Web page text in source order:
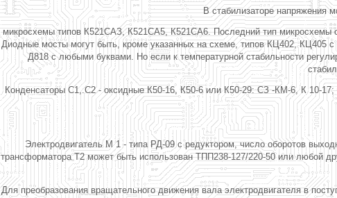
В стабилизаторе напряжения
микросхемы типов К521САЗ, К521СА5, К521СА6. Последний тип
Диодные мосты могут быть, кроме указанных на схеме, типов КЦ402, КЦ405
Д818 с любыми буквами. Но если к температурной стабильности
Конденсаторы С1,.С2 - оксидные К50-16, К50-6 или К50-29: СЗ -КМ-6, К 10-
Электродвигатель М 1 - типа РД-09 с редуктором, число оборотов
трансформатора Т2 может быть использован ТПП238-127/220-50 или любой
Для преобразования вращательного движения вала электродвигателя в